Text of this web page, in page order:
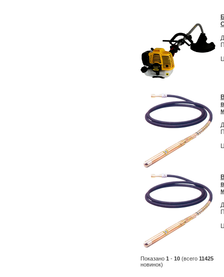
Показано 1 - 10 (всего 11425
новинок)